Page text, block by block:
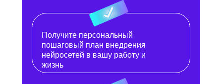
Получите персональный
пошаговый план внедрения
нейросетей в вашу работу и
жизнь